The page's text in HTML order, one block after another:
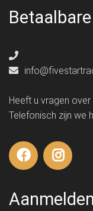
Heeft u vragen
Telefonisch zijn we